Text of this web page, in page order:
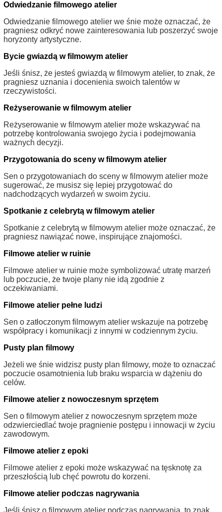
Odwiedzanie filmowego atelier
Odwiedzanie filmowego atelier we śnie może oznaczać, że
pragniesz odkryć nowe zainteresowania lub poszerzyć swoje
horyzonty artystyczne.
Bycie gwiazdą w filmowym atelier
Jeśli śnisz, że jesteś gwiazdą w filmowym atelier, to znak, że
pragniesz uznania i docenienia swoich talentów w
rzeczywistości.
Reżyserowanie w filmowym atelier
Reżyserowanie w filmowym atelier może wskazywać na
potrzebę kontrolowania swojego życia i podejmowania
ważnych decyzji.
Przygotowania do sceny w filmowym atelier
Sen o przygotowaniach do sceny w filmowym atelier może
sugerować, że musisz się lepiej przygotować do
nadchodzących wydarzeń w swoim życiu.
Spotkanie z celebrytą w filmowym atelier
Spotkanie z celebrytą w filmowym atelier może oznaczać, że
pragniesz nawiązać nowe, inspirujące znajomości.
Filmowe atelier w ruinie
Filmowe atelier w ruinie może symbolizować utratę marzeń
lub poczucie, że twoje plany nie idą zgodnie z
oczekiwaniami.
Filmowe atelier pełne ludzi
Sen o zatłoczonym filmowym atelier wskazuje na potrzebę
współpracy i komunikacji z innymi w codziennym życiu.
Pusty plan filmowy
Jeżeli we śnie widzisz pusty plan filmowy, może to oznaczać
poczucie osamotnienia lub braku wsparcia w dążeniu do
celów.
Filmowe atelier z nowoczesnym sprzętem
Sen o filmowym atelier z nowoczesnym sprzętem może
odzwierciedlać twoje pragnienie postępu i innowacji w życiu
zawodowym.
Filmowe atelier z epoki
Filmowe atelier z epoki może wskazywać na tęsknotę za
przeszłością lub chęć powrotu do korzeni.
Filmowe atelier podczas nagrywania
Jeśli śnisz o filmowym atelier podczas nagrywania, to znak,